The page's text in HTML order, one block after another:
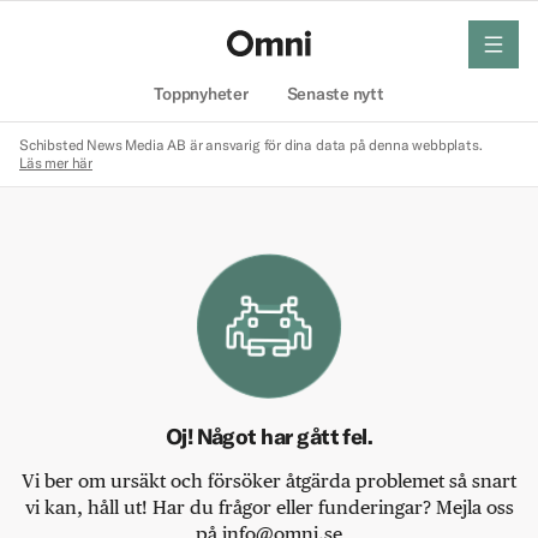
Toppnyheter Senaste nytt
meny
Schibsted News Media AB är ansvarig för dina data på denna webbplats.
Läs mer här
Oj! Något har gått fel.
Vi ber om ursäkt och försöker åtgärda problemet så snart
vi kan, håll ut! Har du frågor eller funderingar? Mejla oss